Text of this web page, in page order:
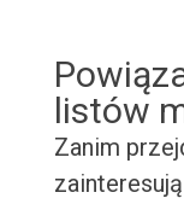
listów
Zanim